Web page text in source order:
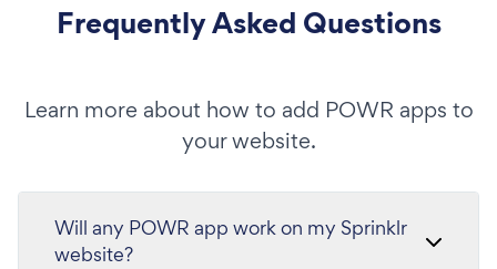
Frequently Asked Questions
Learn more about how to add POWR apps to
your website.
Will any POWR app work on my Sprinklr
website?